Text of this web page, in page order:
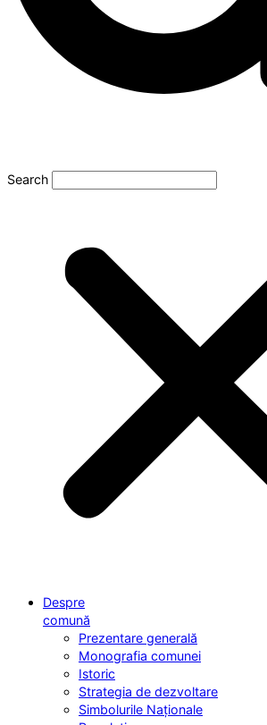
Search
Despre
comună
Prezentare generală
Monografia comunei
Istoric
Strategia de dezvoltare
Simbolurile Naționale